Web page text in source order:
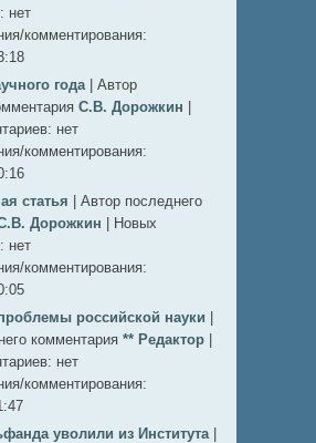
нет
комментирования:
года
Автор
С.В. Дорожкин
нет
комментирования:
статья
Автор последнего
Дорожкин
Новых
нет
комментирования:
российской науки
комментария ** Редактор
нет
комментирования:
уволили из Института